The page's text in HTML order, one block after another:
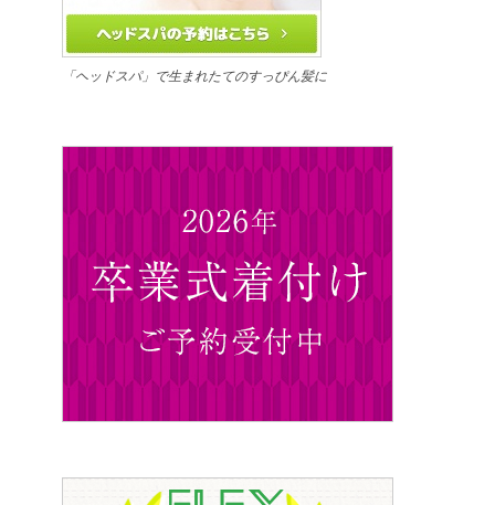
「ヘッドスパ」で生まれたてのすっぴん髪に